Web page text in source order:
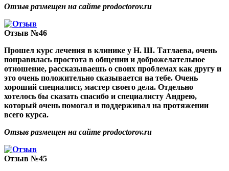
Отзыв размещен на сайте prodoctorov.ru
Отзыв №46
Прошел курс лечения в клинике у Н. Ш. Татлаева, очень
понравилась простота в общении и доброжелательное
отношение, рассказываешь о своих проблемах как другу и
это очень положительно сказывается на тебе. Очень
хороший специалист, мастер своего дела. Отдельно
хотелось бы сказать спасибо и специалисту Андрею,
который очень помогал и поддерживал на протяжении
всего курса.
Отзыв размещен на сайте prodoctorov.ru
Отзыв №45